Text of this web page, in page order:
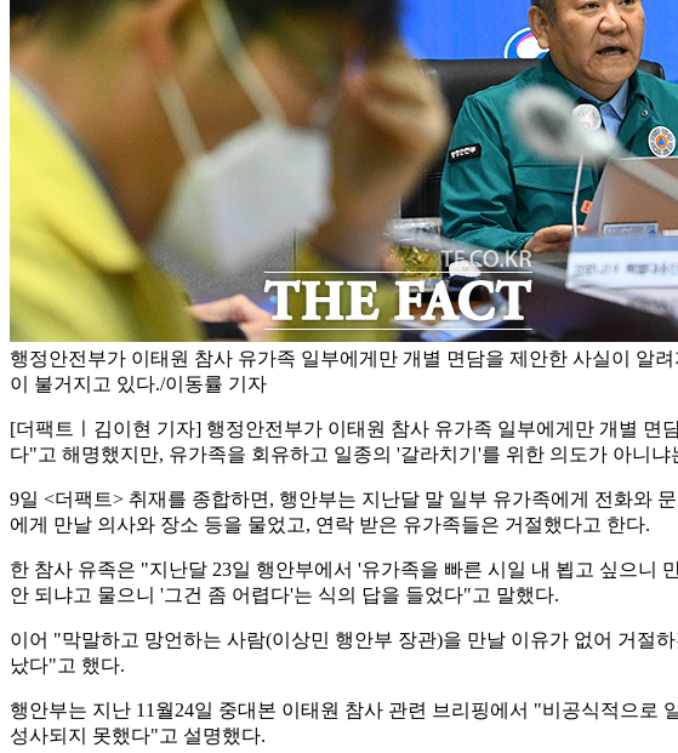
행정안전부가 이태원 참사 유가족 일부에게만 개별 면담을 제안한 사실이 알
이 불거지고 있다./이동률 기자
[더팩트ㅣ김이현 기자] 행정안전부가 이태원 참사 유가족 일부에게만 개별
다"고 해명했지만, 유가족을 회유하고 일종의 '갈라치기'를 위한 의도가 아니냐
9일 <더팩트> 취재를 종합하면, 행안부는 지난달 말 일부 유가족에게 전화와
에게 만날 의사와 장소 등을 물었고, 연락 받은 유가족들은 거절했다고 한다.
한 참사 유족은 "지난달 23일 행안부에서 '유가족을 빠른 시일 내 뵙고 싶으니
안 되냐고 물으니 '그건 좀 어렵다'는 식의 답을 들었다"고 말했다.
이어 "막말하고 망언하는 사람(이상민 행안부 장관)을 만날 이유가 없어 거절
났다"고 했다.
행안부는 지난 11월24일 중대본 이태원 참사 관련 브리핑에서 "비공식적으로
성사되지 못했다"고 설명했다.